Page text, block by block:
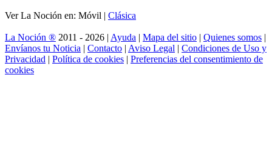
Ver La Noción en: Móvil | Clásica
La Noción ® 2011 - 2026 | Ayuda | Mapa del sitio | Quienes somos |
Envíanos tu Noticia | Contacto | Aviso Legal | Condiciones de Uso y
Privacidad | Política de cookies | Preferencias del consentimiento de
cookies